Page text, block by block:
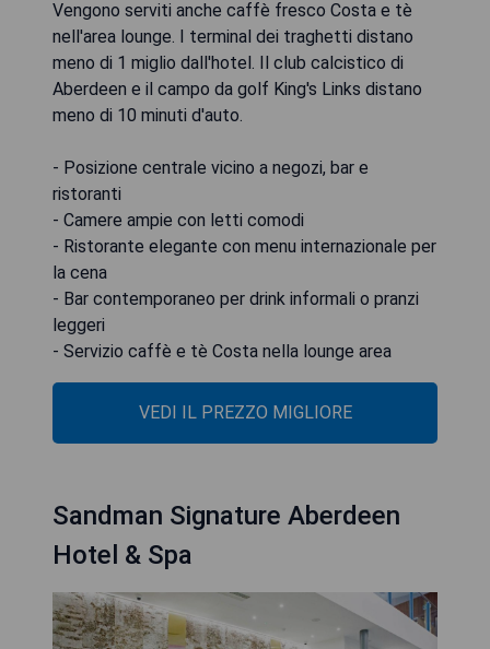
Vengono serviti anche caffè fresco Costa e tè
nell'area lounge. I terminal dei traghetti distano
meno di 1 miglio dall'hotel. Il club calcistico di
Aberdeen e il campo da golf King's Links distano
meno di 10 minuti d'auto.
- Posizione centrale vicino a negozi, bar e
ristoranti
- Camere ampie con letti comodi
- Ristorante elegante con menu internazionale per
la cena
- Bar contemporaneo per drink informali o pranzi
leggeri
- Servizio caffè e tè Costa nella lounge area
VEDI IL PREZZO MIGLIORE
Sandman Signature Aberdeen
Hotel & Spa